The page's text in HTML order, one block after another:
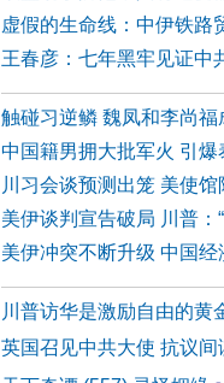
虚假的生命线：中伊铁路
王春彦：七年黑牢见证中
触碰习逆鳞 魏凤和李尚福
中国籍男拥大批军火 引爆
川习会谈预测出笼 美使
美伊谈判宣告破局 川普：
美伊冲突不断升级 中国经
川普访华是激励自由的黄
英国召见中共大使 抗议间